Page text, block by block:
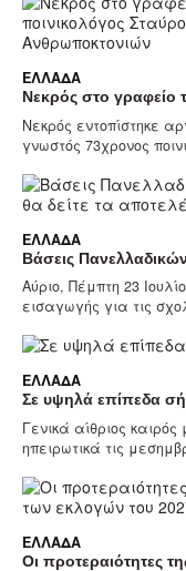
ΕΛΛΆΔΑ
Νεκρός στο γραφείο
Νεκρός εντοπίστηκε
γνωστός 73χρονος
ΕΛΛΆΔΑ
Βάσεις
Αύριο, Πέμπτη 23
εισαγωγής για τις
ΕΛΛΆΔΑ
Σε υψηλά επίπεδα
Γενικά αίθριος
ηπειρωτικά τις
ΕΛΛΆΔΑ
Οι προτεραιότητες